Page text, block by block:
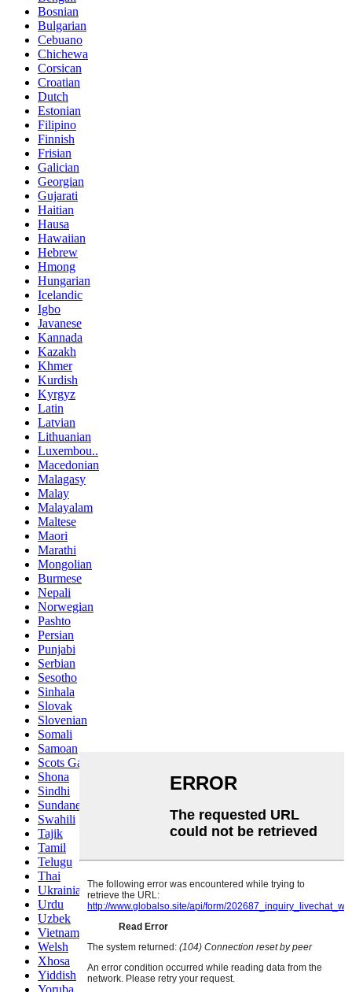
Bosnian
Bulgarian
Cebuano
Chichewa
Corsican
Croatian
Dutch
Estonian
Filipino
Finnish
Frisian
Galician
Georgian
Gujarati
Haitian
Hausa
Hawaiian
Hebrew
Hmong
Hungarian
Icelandic
Igbo
Javanese
Kannada
Kazakh
Khmer
Kurdish
Kyrgyz
Latin
Latvian
Lithuanian
Luxembou..
Macedonian
Malagasy
Malay
Malayalam
Maltese
Maori
Marathi
Mongolian
Burmese
Nepali
Norwegian
Pashto
Persian
Punjabi
Serbian
Sesotho
Sinhala
Slovak
Slovenian
Somali
Samoan
Scots Gaelic
Shona
Sindhi
Sundanese
Swahili
Tajik
Tamil
Telugu
Thai
Ukrainian
Urdu
Uzbek
Vietnamese
Welsh
Xhosa
Yiddish
Yoruba